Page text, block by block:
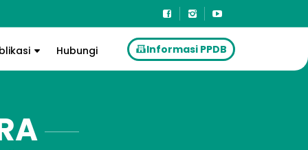
Hubungi Informasi PPDB